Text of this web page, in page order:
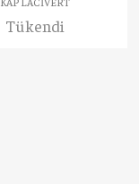
Tükendi